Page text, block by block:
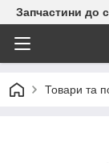
Запчастини до
Товари та